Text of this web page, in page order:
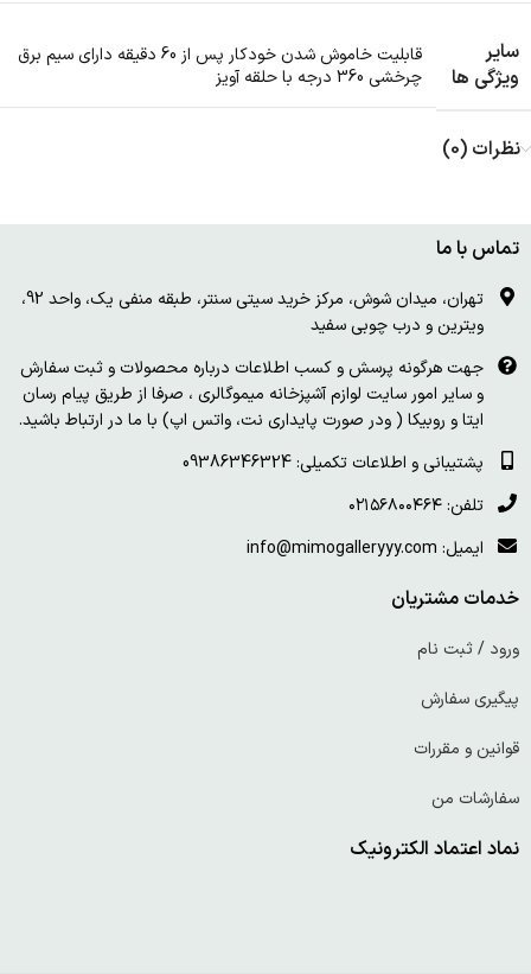
سایر
ویژگی ها
قابلیت خاموش شدن خودکار پس از 60 دقیقه دارای سیم برق
چرخشی 360 درجه با حلقه آویز
نظرات (0)
تماس با ما
تهران، میدان شوش، مرکز خرید سیتی سنتر، طبقه منفی یک، واحد 92،
ویترین و درب چوبی سفید
جهت هرگونه پرسش و کسب اطلاعات درباره محصولات و ثبت سفارش
و سایر امور سایت لوازم آشپزخانه میموگالری ، صرفا از طریق پیام رسان
ایتا و روبیکا ( ودر صورت پایداری نت، واتس اپ) با ما در ارتباط باشید.
پشتیبانی و اطلاعات تکمیلی: 09386346324
تلفن: ۰۲۱۵۶۸۰۰۴۶۴
ایمیل: info@mimogalleryyy.com
خدمات مشتریان
ورود / ثبت نام
پیگیری سفارش
قوانین و مقررات
سفارشات من
نماد اعتماد الکترونیک